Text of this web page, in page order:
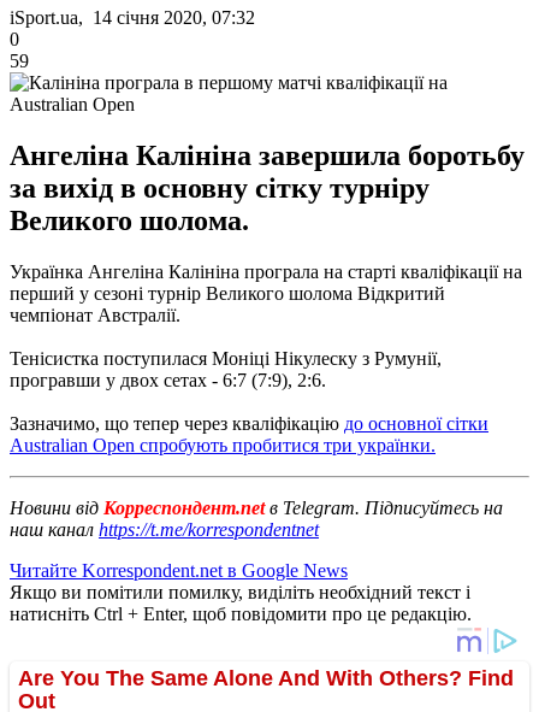
iSport.ua, 14 січня 2020, 07:32
0
59
Ангеліна Калініна завершила боротьбу
за вихід в основну сітку турніру
Великого шолома.
Українка Ангеліна Калініна програла на старті кваліфікації на
перший у сезоні турнір Великого шолома Відкритий
чемпіонат Австралії.
Тенісистка поступилася Моніці Нікулеску з Румунії,
програвши у двох сетах - 6:7 (7:9), 2:6.
Зазначимо, що тепер через кваліфікацію до основної сітки
Australian Open спробують пробитися три українки.
Новини від Корреспондент.netв Telegram. Підписуйтесь на
наш канал https://t.me/korrespondentnet
Читайте Korrespondent.net в Google News
Якщо ви помітили помилку, виділіть необхідний текст і
натисніть Ctrl + Enter, щоб повідомити про це редакцію.